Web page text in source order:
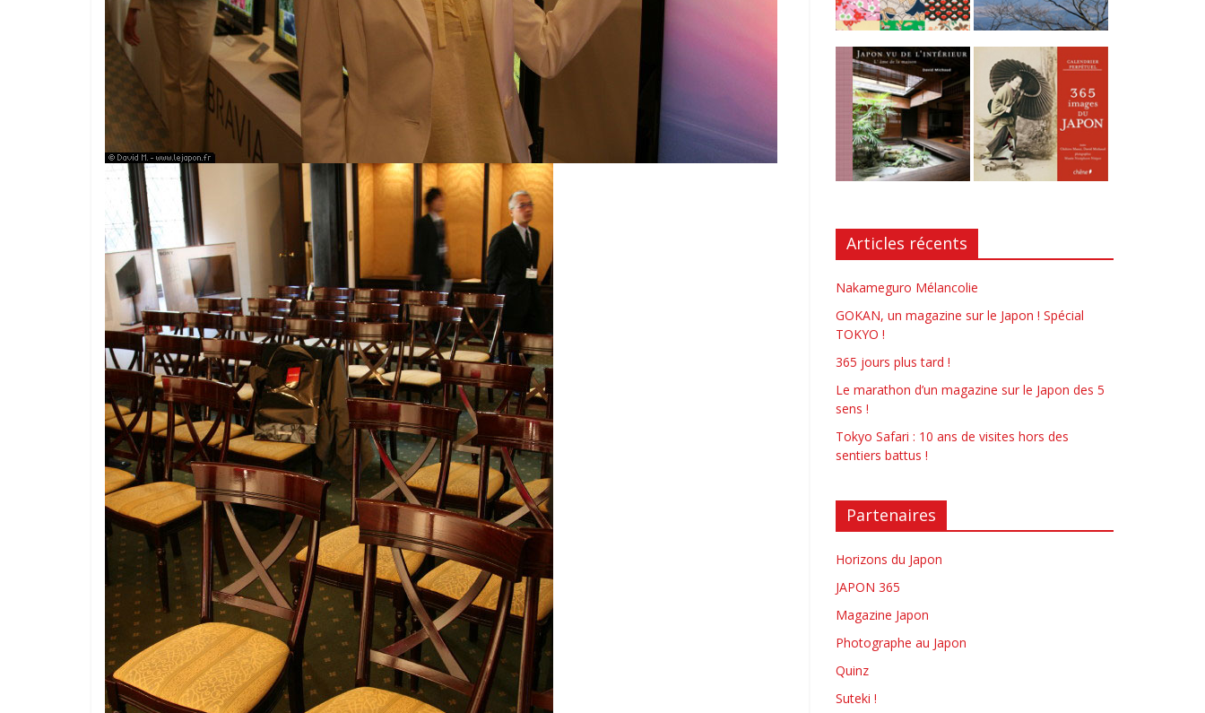
Articles récents
Nakameguro Mélancolie
GOKAN, un magazine sur le Japon ! Spécial
TOKYO !
365 jours plus tard !
Le marathon d’un magazine sur le Japon des 5
sens !
Tokyo Safari : 10 ans de visites hors des
sentiers battus !
Partenaires
Horizons du Japon
JAPON 365
Magazine Japon
Photographe au Japon
Quinz
Suteki !